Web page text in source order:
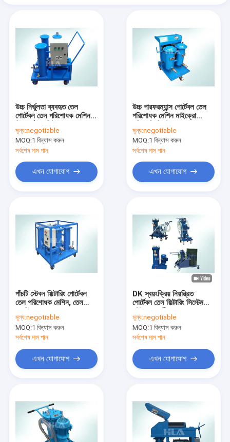
পণ্য
আমাদের সম্পর্কে
উচ্চ নির্ভুলতা ব্যবহৃত তেল
পোর্টেবল তেল পরিশোধক মেশিন
মূল্য:negotiable
MOQ:1 বিন্যাস করুন
সর্বশেষ দাম পান
এখন যোগাযোগ
উচ্চ পারফরম্যান্স পোর্টেবল তেল
পরিশোধক মেশিন মাইক্রো
মূল্য:negotiable
MOQ:1 বিন্যাস করুন
সর্বশেষ দাম পান
এখন যোগাযোগ
পাঁচটি স্টেবল ফিল্টারিং পোর্টেবল
তেল পরিশোধক মেশিন, তেল
মূল্য:negotiable
MOQ:1 বিন্যাস করুন
সর্বশেষ দাম পান
এখন যোগাযোগ
DK স্বয়ংক্রিয় নিয়ন্ত্রিত
পোর্টেবল তেল ফিল্টারিং সিস্টেম
মূল্য:negotiable
MOQ:1 বিন্যাস করুন
সর্বশেষ দাম পান
এখন যোগাযোগ